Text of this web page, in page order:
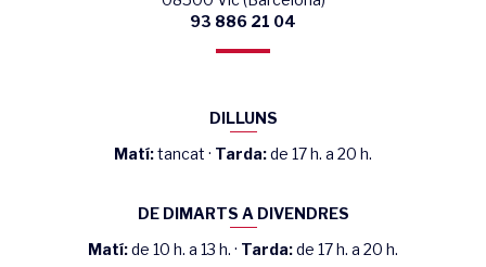
93 886 21 04
DILLUNS
Matí:tancat · Tarda:de 17 h. a 20 h.
DE DIMARTS A DIVENDRES
Matí:de 10 h. a 13 h. · Tarda:de 17 h. a 20 h.